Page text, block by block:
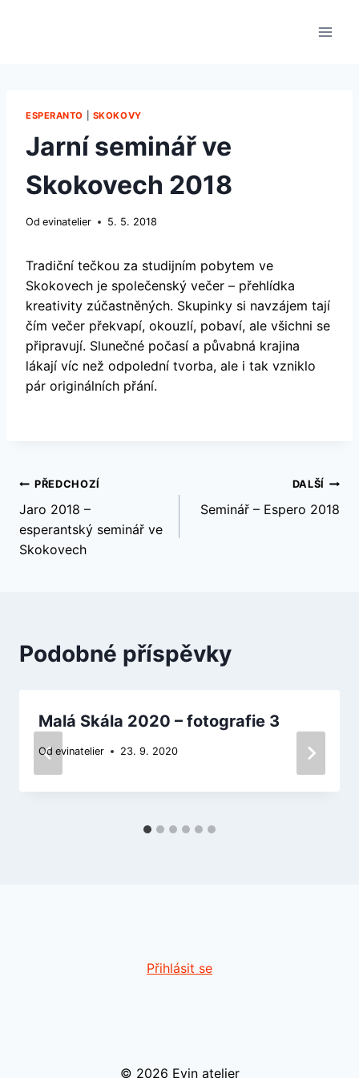
ESPERANTO SKOKOVY
Jarní seminář ve
Skokovech 2018
Od evinatelier 5. 5. 2018
Tradiční tečkou za studijním pobytem ve
Skokovech je společenský večer – přehlídka
kreativity zúčastněných. Skupinky si navzájem tají
čím večer překvapí, okouzlí, pobaví, ale všichni se
připravují. Slunečné počasí a půvabná krajina
lákají víc než odpolední tvorba, ale i tak vzniklo
pár originálních přání.
Navigace
pro
příspěvek
PŘEDCHOZÍ
Jaro 2018 –
esperantský seminář ve
Skokovech
DALŠÍ
Seminář – Espero 2018
Podobné příspěvky
Malá Skála 2020 – fotografie 3
Od evinatelier 23. 9. 2020
Přihlásit se
© 2026 Evin atelier